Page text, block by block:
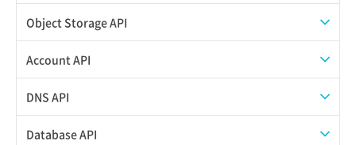
ボリューム詳細一覧取得
ボリューム詳細取得
イメージメンバーコンテナスキーマ情報取得
イメージ一覧取得
ISOイメージ一覧取得
ISOイメージ挿入
POOL一覧取得
POOL削除
POOL更新
Object Storage API
Web公開
アカウント容量設定
アカウント情報取得
Account API
アイテム一覧取得
アイテム詳細取得
DNS API
ゾーンファイルインポート
Database API